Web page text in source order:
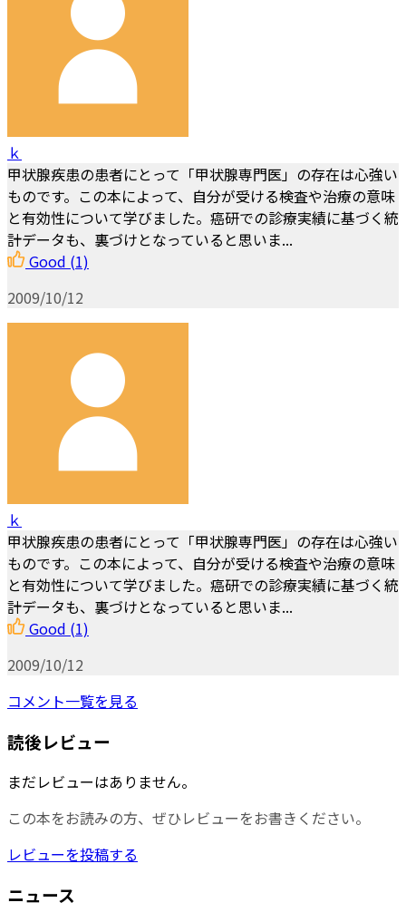
ｋ
甲状腺疾患の患者にとって「甲状腺専門医」の存在は心強い
ものです。この本によって、自分が受ける検査や治療の意味
と有効性について学びました。癌研での診療実績に基づく統
計データも、裏づけとなっていると思いま...
Good (1)
2009/10/12
ｋ
甲状腺疾患の患者にとって「甲状腺専門医」の存在は心強い
ものです。この本によって、自分が受ける検査や治療の意味
と有効性について学びました。癌研での診療実績に基づく統
計データも、裏づけとなっていると思いま...
Good (1)
2009/10/12
コメント一覧を見る
読後レビュー
まだレビューはありません。
この本をお読みの方、ぜひレビューをお書きください。
レビューを投稿する
ニュース